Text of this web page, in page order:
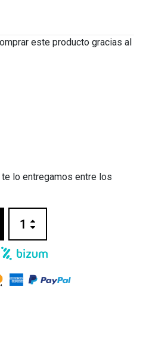
este producto gracias al
lo entregamos entre los